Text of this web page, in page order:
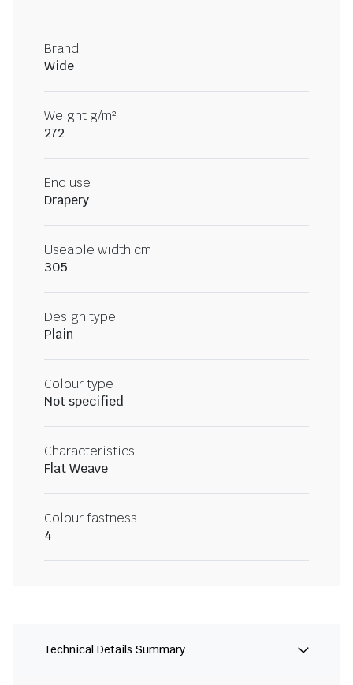
Brand
Wide
Weight g/m²
272
End use
Drapery
Useable width cm
305
Design type
Plain
Colour type
Not specified
Characteristics
Flat Weave
Colour fastness
4
Technical Details Summary